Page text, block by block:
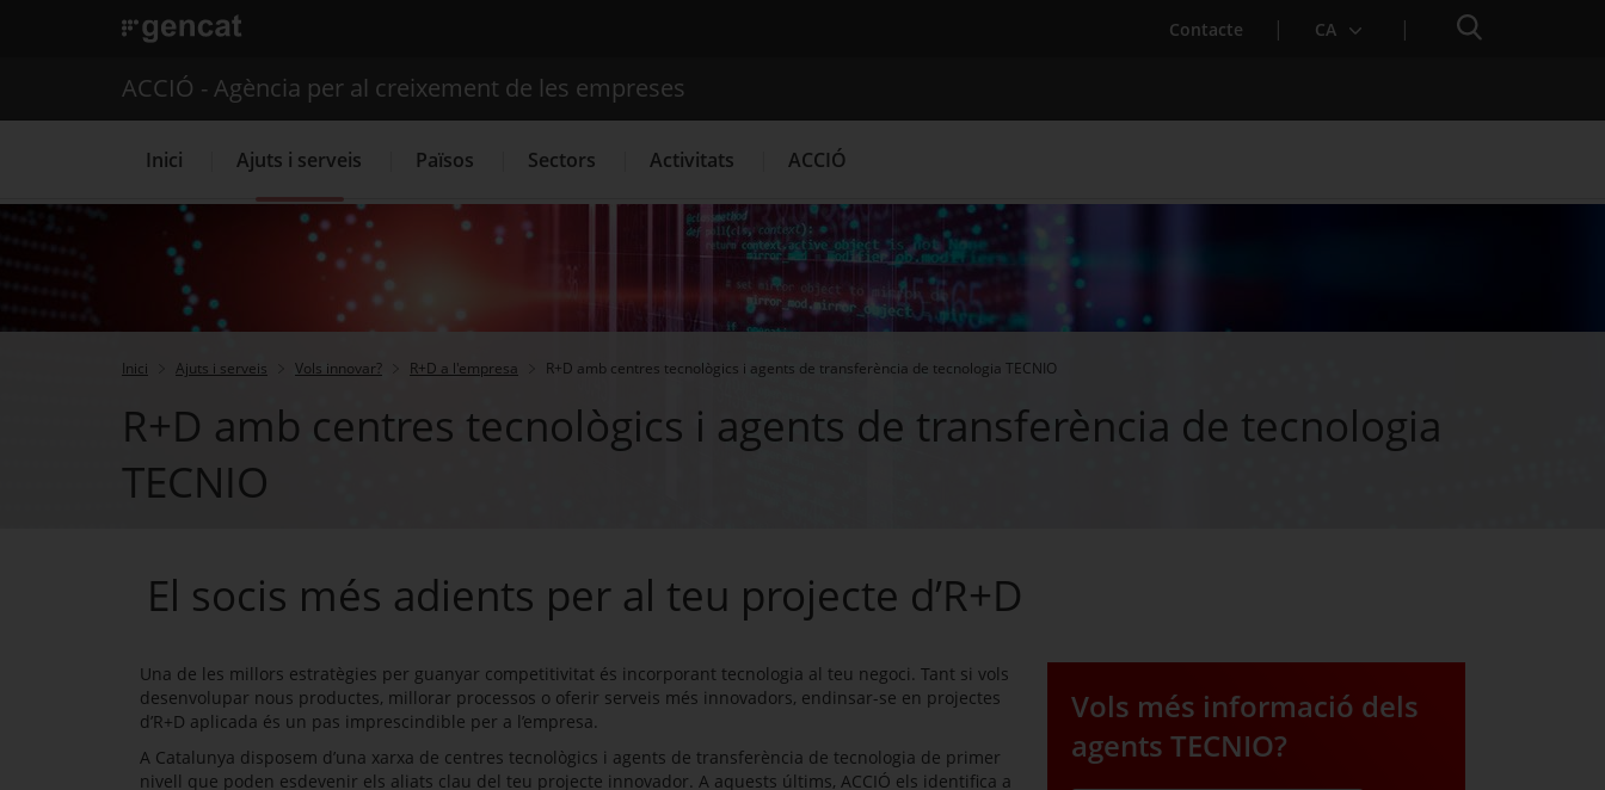
. Obre en una nova finestra. Contacte . Obre en una nova finestra.
CA Cercador
Cercador
Serveis d'internacionalització Convocatòries d'ajuts obertes Últimes notícies
ACCIÓ - Agència per al creixement de les empreses
Inici Ajuts i serveis Països Sectors Activitats ACCIÓ
Inici Ajuts i serveis Vols innovar? R+D a l'empresa R+D amb centres tecnològics i agents de transferència de tecnologia TECNIO
R+D amb centres tecnològics i agents de transferència de tecnologia
TECNIO
El socis més adients per al teu projecte d’R+D
Una de les millors estratègies per guanyar competitivitat és incorporant tecnologia al teu negoci. Tant si vols
desenvolupar nous productes, millorar processos o oferir serveis més innovadors, endinsar-se en projectes
d’R+D aplicada és un pas imprescindible per a l’empresa.
A Catalunya disposem d’una xarxa de centres tecnològics i agents de transferència de tecnologia de primer
nivell que poden esdevenir els aliats clau del teu projecte innovador. A aquests últims, ACCIÓ els identifica a
Vols més informació dels
agents TECNIO?